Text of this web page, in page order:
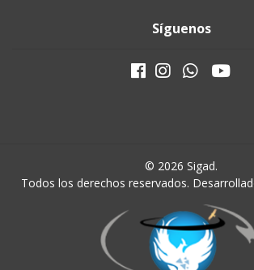
Síguenos
© 2026 Sigad.
Todos los derechos reservados.